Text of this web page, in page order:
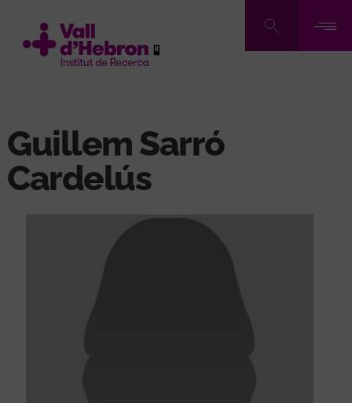
contenido
Guillem Sarró
Cardelús